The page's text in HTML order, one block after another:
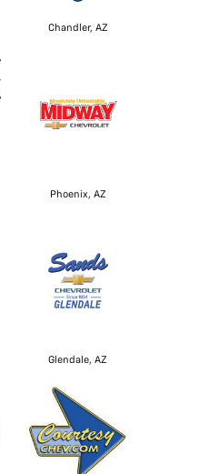
Chandler, AZ
Phoenix, AZ
Glendale, AZ